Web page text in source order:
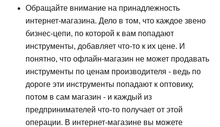
Обращайте внимание на принадлежность
интернет-магазина. Дело в том, что каждое звено
бизнес-цепи, по которой к вам попадают
инструменты, добавляет что-то к их цене. И
понятно, что офлайн-магазин не может продавать
инструменты по ценам производителя - ведь по
дороге эти инструменты попадают к оптовику,
потом в сам магазин - и каждый из
предпринимателей что-то получает от этой
операции. В интернет-магазине вы можете